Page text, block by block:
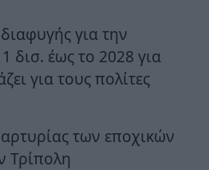
για την
δισ. έως το 2028 για
για τους πολίτες
των εποχικών
Τρίπολη